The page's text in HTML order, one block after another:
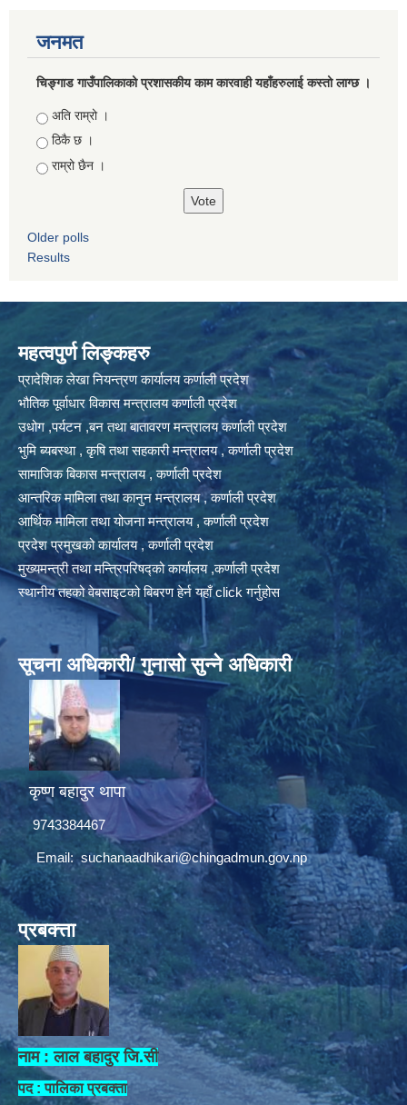
जनमत
चिङ्गाड गाउँपालिकाको प्रशासकीय काम कारवाही यहाँहरुलाई कस्तो लाग्छ ।
Choices
अति राम्रो ।
ठिकै छ ।
राम्रो छैन ।
Older polls
Results
महत्वपुर्ण लिङ्कहरु
प्रादेशिक लेखा नियन्त्रण कार्यालय कर्णाली प्रदेश
भौतिक पूर्वाधार विकास मन्त्रालय कर्णाली प्रदेश
उधोग ,पर्यटन ,बन तथा बातावरण मन्त्रालय कर्णाली प्रदेश
भुमि ब्यबस्था , कृषि तथा सहकारी मन्त्रालय , कर्णाली प्रदेश
सामाजिक बिकास मन्त्रालय , कर्णाली प्रदेश
आन्तरिक मामिला तथा कानुन मन्त्रालय , कर्णाली प्रदेश
आर्थिक मामिला तथा योजना मन्त्रालय , कर्णाली प्रदेश
प्रदेश प्रमुखको कार्यालय , कर्णाली प्रदेश
मुख्यमन्त्री तथा मन्त्रिपरिषद्को कार्यालय ,कर्णाली प्रदेश
स्थानीय तहको वेबसाइटको बिबरण हेर्न यहाँ click गर्नुहोस
सूचना अधिकारी/ गुनासो सुन्ने अधिकारी
कृष्ण बहादुर थापा
9743384467
Email:suchanaadhikari@chingadmun.gov.np
प्रबक्त्ता
नाम : लाल बहादुर जि.सी
पद : पालिका प्रबक्ता